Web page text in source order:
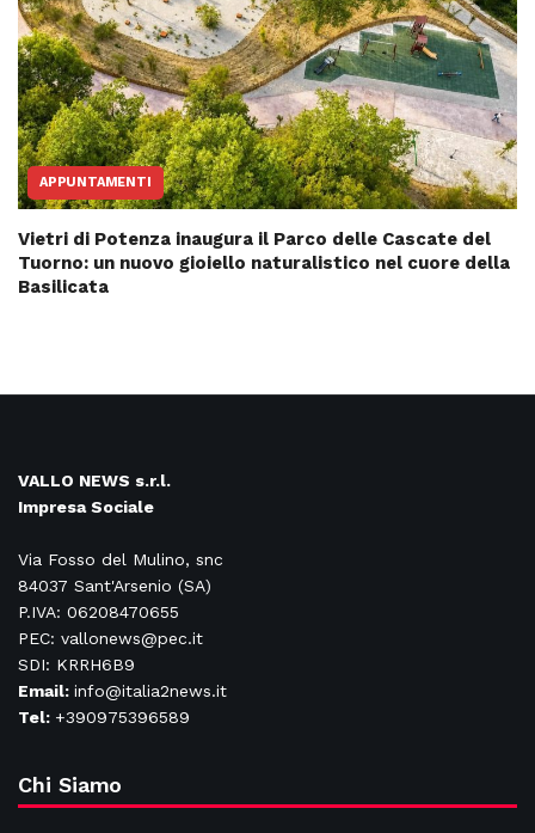
APPUNTAMENTI
Vietri di Potenza inaugura il Parco delle Cascate del
Tuorno: un nuovo gioiello naturalistico nel cuore della
Basilicata
VALLO NEWS s.r.l.
Impresa Sociale
Via Fosso del Mulino, snc
84037 Sant'Arsenio (SA)
P.IVA: 06208470655
PEC: vallonews@pec.it
SDI: KRRH6B9
Email: info@italia2news.it
Tel: +390975396589
Chi Siamo